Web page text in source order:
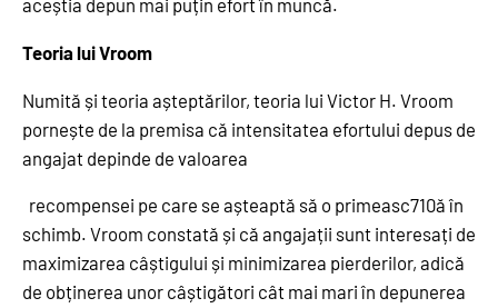
aceștia depun mai puțin efort în muncă.
Teoria lui Vroom
Numită și teoria așteptărilor, teoria lui Victor H. Vroom
pornește de la premisa că intensitatea efortului depus de
angajat depinde de valoarea
recompensei pe care se așteaptă să o primeasc710ă în
schimb. Vroom constată și că angajații sunt interesați de
maximizarea câștigului și minimizarea pierderilor, adică
de obținerea unor câștigători cât mai mari în depunerea